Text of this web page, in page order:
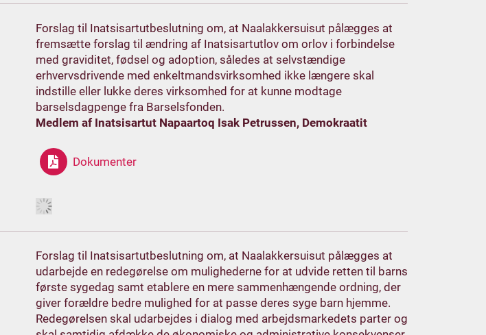
Forslag til Inatsisartutbeslutning om, at Naalakkersuisut pålægges at
fremsætte forslag til ændring af Inatsisartutlov om orlov i forbindelse
med graviditet, fødsel og adoption, således at selvstændige
erhvervsdrivende med enkeltmandsvirksomhed ikke længere skal
indstille eller lukke deres virksomhed for at kunne modtage
barselsdagpenge fra Barselsfonden.
Medlem af Inatsisartut Napaartoq Isak Petrussen, Demokraatit
Dokumenter
Forslag til Inatsisartutbeslutning om, at Naalakkersuisut pålægges at
udarbejde en redegørelse om mulighederne for at udvide retten til barns
første sygedag samt etablere en mere sammenhængende ordning, der
giver forældre bedre mulighed for at passe deres syge barn hjemme.
Redegørelsen skal udarbejdes i dialog med arbejdsmarkedets parter og